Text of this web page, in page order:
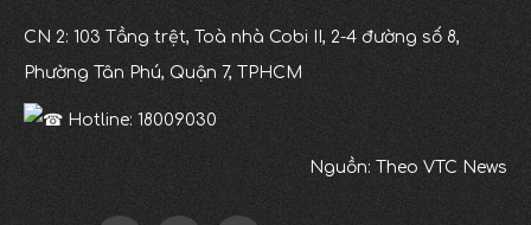
CN 2: 103 Tầng trệt, Toà nhà Cobi II, 2-4 đường số 8,
Phường Tân Phú, Quận 7, TPHCM
Hotline: 18009030
Nguồn: Theo VTC News